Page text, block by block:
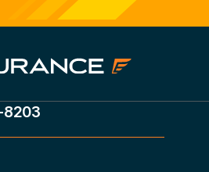
8203